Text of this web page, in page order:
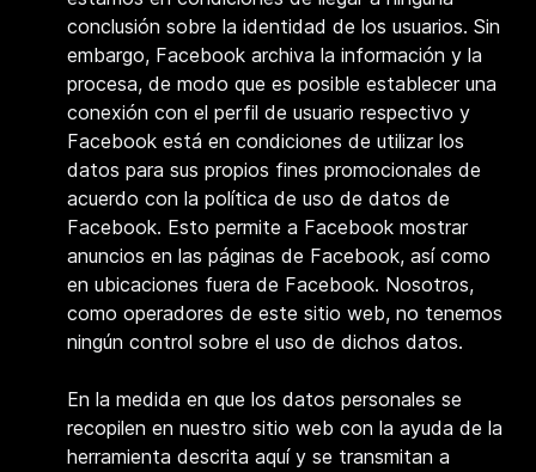
conclusión sobre la identidad de los usuarios. Sin
embargo, Facebook archiva la información y la
procesa, de modo que es posible establecer una
conexión con el perfil de usuario respectivo y
Facebook está en condiciones de utilizar los
datos para sus propios fines promocionales de
acuerdo con la política de uso de datos de
Facebook. Esto permite a Facebook mostrar
anuncios en las páginas de Facebook, así como
en ubicaciones fuera de Facebook. Nosotros,
como operadores de este sitio web, no tenemos
ningún control sobre el uso de dichos datos.
En la medida en que los datos personales se
recopilen en nuestro sitio web con la ayuda de la
herramienta descrita aquí y se transmitan a